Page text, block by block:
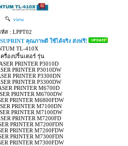
view
หัส : LPPT02
คุณภาพดี ใช้ได้จริง ส่งฟรี!
TL-410X
ครื่องปริ้นเตอร์ รุ่น
PRINTER P3010D
PRINTER P3010DW
PRINTER P3300DN
PRINTER P3300DW
PRINTER M6700D
PRINTER M6700DW
PRINTER M6800FDW
PRINTER M7100DN
PRINTER M7100DW
PRINTER M7200FD
PRINTER M7200FDN
PRINTER M7200FDW
PRINTER M7300FDN
PRINTER M7300FDW